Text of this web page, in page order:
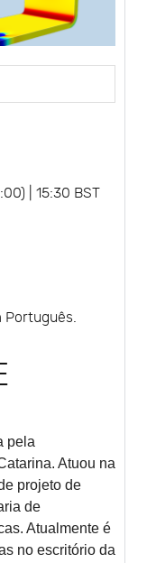
| 15:30 BST
Português.
pela
Atuou na
projeto de
de
Atualmente é
no escritório da